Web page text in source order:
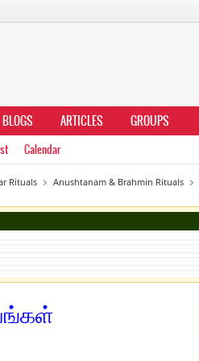
BLOGS ARTICLES GROUPS
Calendar
Rituals Anushtanam & Brahmin Rituals